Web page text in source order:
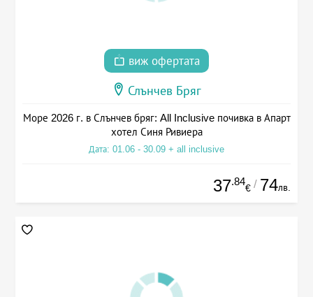
виж офертата
Слънчев Бряг
Море 2026 г. в Слънчев бряг: All Inclusive почивка в Апарт
хотел Синя Ривиера
Дата: 01.06 - 30.09 + all inclusive
37.84
€ / 74лв.